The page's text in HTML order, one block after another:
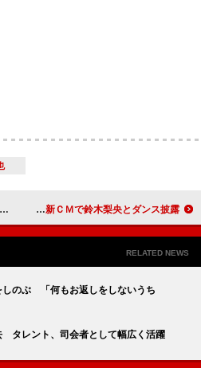
吉田羊がキャンディーズ！？ ポカリスエット新ＣＭで鈴木梨央とダンス披露
RELATED NEWS
しのぶ 「何もお返しをしないうち
タレント、司会者として幅広く活躍